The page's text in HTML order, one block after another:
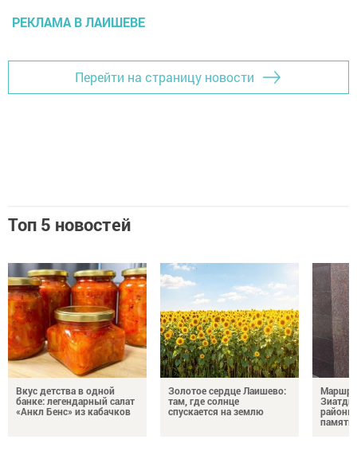
РЕКЛАМА В ЛАИШЕВЕ
Перейти на страницу новости
Топ 5 новостей
Вкус детства в одной
банке: легендарный салат
«Анкл Бенс» из кабачков
Золотое сердце Лаишево:
там, где солнце
спускается на землю
районы
память